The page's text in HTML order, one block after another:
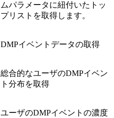
ムパラメータに紐付いたトッ
プリストを取得します。
DMPイベントデータの取得
総合的なユーザのDMPイベン
ト分布を取得
ユーザのDMPイベントの濃度